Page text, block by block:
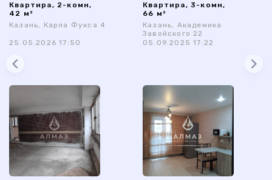
Квартира, 2-комн,
42 м²
Казань, Карла Фукса 4
25.05.2026 17:50
Квартира, 3-комн,
66 м²
Казань, Академика
Завойского 22
05.09.2025 17:22